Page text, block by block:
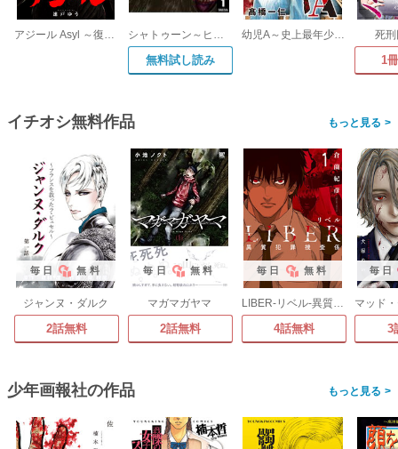
アジール Asyl ～復讐の裏社会半グレ狩り～【単話】 シャトゥーン～ヒグマの森～
無料試し読み
幼児A～史上最年少殺人犯と呼ばれた男～【単話】 死
1
イチオシ無料作品 >
毎日 無料
ジャンヌ・ダルク
2話無料
毎日 無料
マガマガヤマ
2話無料
毎日 無料
LIBER-リベル-異質犯罪捜査係
4話無料
毎日
3
少年画報社の作品 >